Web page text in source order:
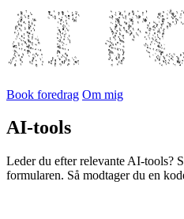
Book foredrag Om mig
AI-tools
Leder du efter relevante AI-tools?
formularen. Så modtager du en